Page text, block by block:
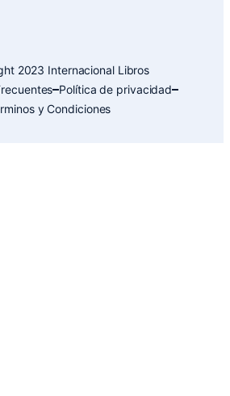
2023 Internacional Libros
Política de privacidad
y Condiciones